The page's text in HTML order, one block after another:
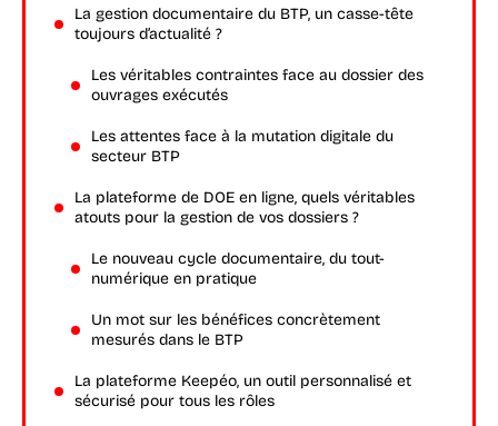
La gestion documentaire du BTP, un casse-tête
toujours d’actualité ?
Les véritables contraintes face au dossier des
ouvrages exécutés
Les attentes face à la mutation digitale du
secteur BTP
La plateforme de DOE en ligne, quels véritables
atouts pour la gestion de vos dossiers ?
Le nouveau cycle documentaire, du tout-
numérique en pratique
Un mot sur les bénéfices concrètement
mesurés dans le BTP
La plateforme Keepéo, un outil personnalisé et
sécurisé pour tous les rôles